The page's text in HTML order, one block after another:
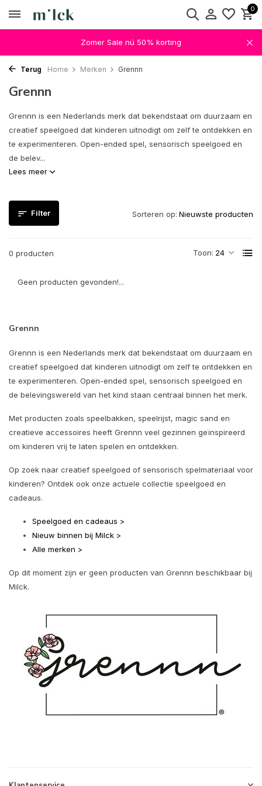
0
Zomer Sale nú 50% korting
Terug Home Merken Grennn
Grennn
Grennn is een Nederlands merk dat bekendstaat om duurzaam en
creatief speelgoed dat kinderen uitnodigt om zelf te ontdekken en
te experimenteren. Open-ended spel, sensorisch speelgoed en
de belev...
Lees meer
Filter
0 producten Toon:
Sorteren op:
Geen producten gevonden!...
Grennn
Grennn is een Nederlands merk dat bekendstaat om duurzaam en
creatief speelgoed dat kinderen uitnodigt om zelf te ontdekken en
te experimenteren. Open-ended spel, sensorisch speelgoed en
de belevingswereld van het kind staan centraal binnen het merk.
Met producten zoals speelbakken, speelrijst, magic sand en
creatieve accessoires heeft Grennn veel gezinnen geïnspireerd
om kinderen vrij te laten spelen en ontdekken.
Op zoek naar creatief speelgoed of sensorisch spelmateriaal voor
kinderen? Ontdek ook onze actuele collectie speelgoed en
cadeaus.
Speelgoed en cadeaus >
Nieuw binnen bij Milck >
Alle merken >
Op dit moment zijn er geen producten van Grennn beschikbaar bij
Milck.